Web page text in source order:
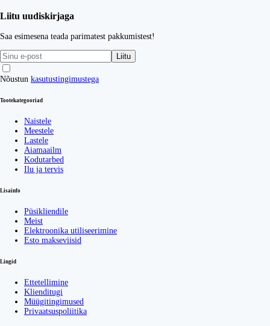
Liitu uudiskirjaga
Saa esimesena teada parimatest pakkumistest!
Liitu
Nõustun kasutustingimustega
Tootekategooriad
Naistele
Meestele
Lastele
Aiamaailm
Kodutarbed
Ilu ja tervis
Lisainfo
Püsikliendile
Meist
Elektroonika utiliseerimine
Esto makseviisid
Lingid
Ettetellimine
Klienditugi
Müügitingimused
Privaatsuspoliitika